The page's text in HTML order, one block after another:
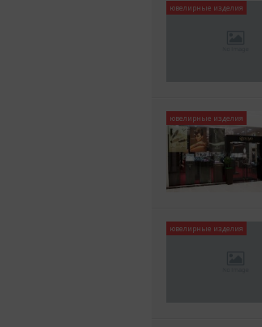
ювелирные изделия
ювелирные изделия
ювелирные изделия